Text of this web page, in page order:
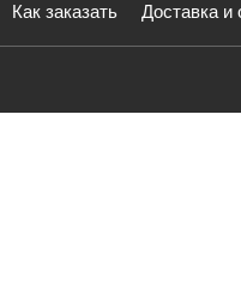
Как заказать Доставка и